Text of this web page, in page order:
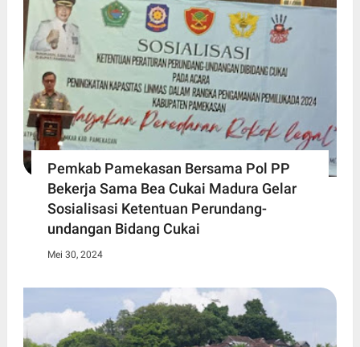
Pemkab Pamekasan Bersama Pol PP
Bekerja Sama Bea Cukai Madura Gelar
Sosialisasi Ketentuan Perundang-
undangan Bidang Cukai
Mei 30, 2024